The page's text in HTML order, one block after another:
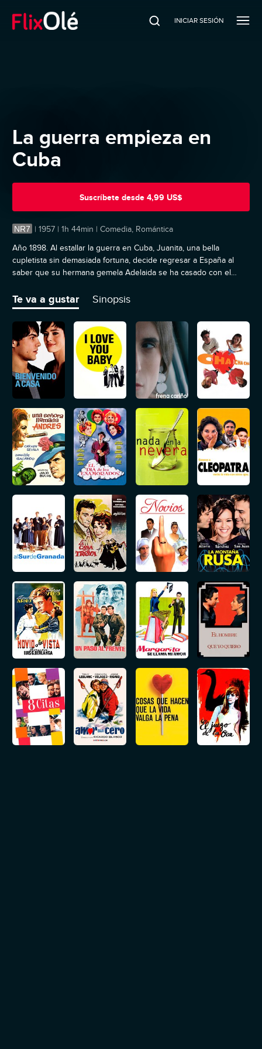
INICIAR SESIÓN
La guerra empieza en
Cuba
Suscríbete desde 4,99 US$
NR7 | 1957 | 1h 44min | Comedia, Romántica
Año 1898. Al estallar la guerra en Cuba, Juanita, una bella
cupletista sin demasiada fortuna, decide regresar a España al
saber que su hermana gemela Adelaida se ha casado con el
extravagante, el polo opuesto a Juanita. Sin embargo, como
físicamente las muchachas son idénticas, la cantante se propone
sacar el máximo partido de esta situación.
Te va a gustar Sinopsis